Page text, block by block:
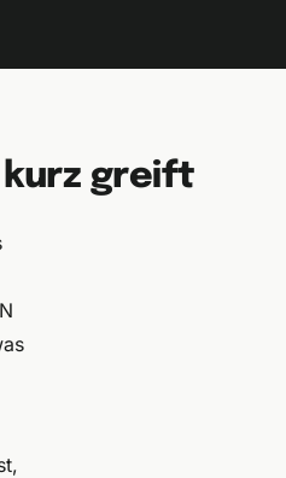
kurz greift